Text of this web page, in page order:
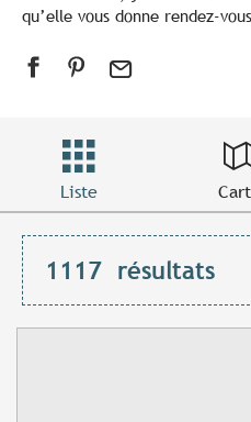
qu’elle vous donne rendez-
Liste
1117 résultats